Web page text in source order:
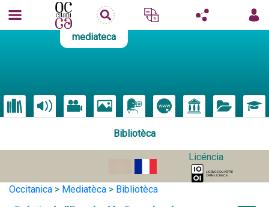
mediateca
Bibliotèca
Licéncia
Occitanica > Mediatèca > Bibliotèca